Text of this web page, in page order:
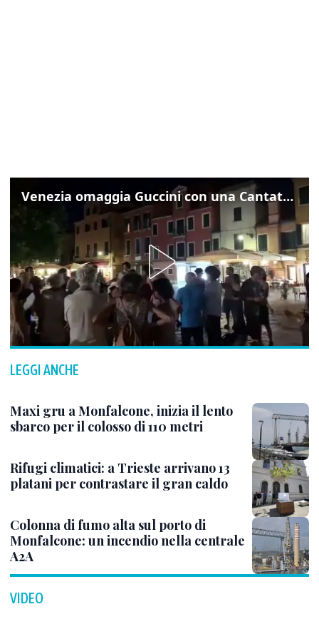
Venezia omaggia Guccini con una Cantata Anarchica in campo Santa Margherita
LEGGI ANCHE
Maxi gru a Monfalcone, inizia il lento
sbarco per il colosso di 110 metri
Rifugi climatici: a Trieste arrivano 13
platani per contrastare il gran caldo
Colonna di fumo alta sul porto di
Monfalcone: un incendio nella centrale
A2A
VIDEO